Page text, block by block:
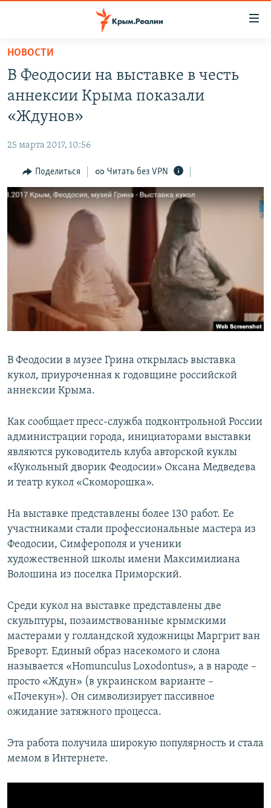
Вернуться
основному
содержанию
Вернутся
главной
навигации
Вернутся
поиску
СПЕЦПРОЕКТЫ
ГРУЗ 200
11 ЛЕТ ОККУПАЦИИ КРЫМА. 11 ИСТОРИЙ СОПРОТИВЛЕНИЯ
ВОДА
ЕЩЕ
ИНТЕРАКТИВ
ИНФОГРАФИКА
ТЕЛЕПРОЕКТ КРЫМ.РЕАЛИИ
СОВЕТЫ ПРАВОЗАЩИТНИКОВ
ПРОПАВШИЕ БЕЗ ВЕСТИ
ПОБЕДИТЕЛЕЙ НЕ СУДЯТ?
КРЫМ.НЕПОКОРЕННЫЙ
ELIFBE
РАДІО СВОБОДА
КАК ОБОЙТИ БЛОКИРОВКУ
Українською
Qırımtatar
ПРИСОЕДИНЯЙТЕСЬ!
Все сайты RFE/RL
НОВОСТИ
В Феодосии на выставке в честь
аннексии Крыма показали
«Ждунов»
25 марта 2017, 10:56
Поделиться Читать без VPN
В Феодосии в музее Грина открылась выставка
кукол, приуроченная к годовщине российской
аннексии Крыма.
Как сообщает пресс-служба подконтрольной России
администрации города, инициаторами выставки
являются руководитель клуба авторской куклы
«Кукольный дворик Феодосии» Оксана Медведева
и театр кукол «Скоморошка».
На выставке представлены более 130 работ. Ее
участниками стали профессиональные мастера из
Феодосии, Симферополя и ученики
художественной школы имени Максимилиана
Волошина из поселка Приморский.
Среди кукол на выставке представлены две
скульптуры, позаимствованные крымскими
мастерами у голландской художницы Маргрит ван
Бреворт. Единый образ насекомого и слона
называется «Homunculus Loxodontus», а в народе –
просто «Ждун» (в украинском варианте –
«Почекун»). Он символизирует пассивное
ожидание затяжного процесса.
Эта работа получила широкую популярность и стала
мемом в Интернете.